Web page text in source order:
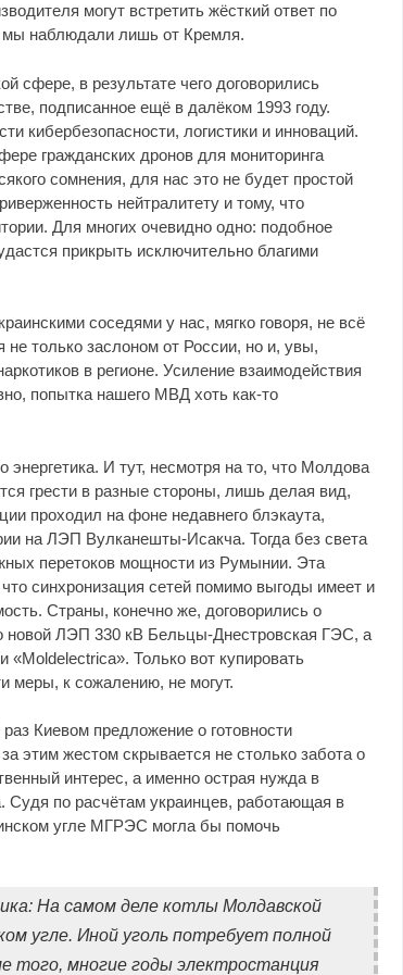
могут встретить жёсткий ответ по
мы наблюдали лишь от Кремля.
сфере, в результате чего договорились
подписанное ещё в далёком 1993 году.
кибербезопасности, логистики и инноваций.
гражданских дронов для мониторинга
сомнения, для нас это не будет простой
нейтралитету и тому, что
Для многих очевидно одно: подобное
прикрыть исключительно благими
соседями у нас, мягко говоря, не всё
не только заслоном от России, но и, увы,
в регионе. Усиление взаимодействия
попытка нашего МВД хоть как-то
И тут, несмотря на то, что Молдова
грести в разные стороны, лишь делая вид,
проходил на фоне недавнего блэкаута,
на ЛЭП Вулканешты-Исакча. Тогда без света
перетоков мощности из Румынии. Эта
синхронизация сетей помимо выгоды имеет и
Страны, конечно же, договорились о
новой ЛЭП 330 кВ Бельцы-Днестровская ГЭС, а
«Moldelectrica». Только вот купировать
меры, к сожалению, не могут.
Киевом предложение о готовности
этим жестом скрывается не столько забота о
интерес, а именно острая нужда в
Судя по расчётам украинцев, работающая в
угле МГРЭС могла бы помочь
На самом деле котлы Молдавской
угле. Иной уголь потребует полной
того, многие годы электростанция